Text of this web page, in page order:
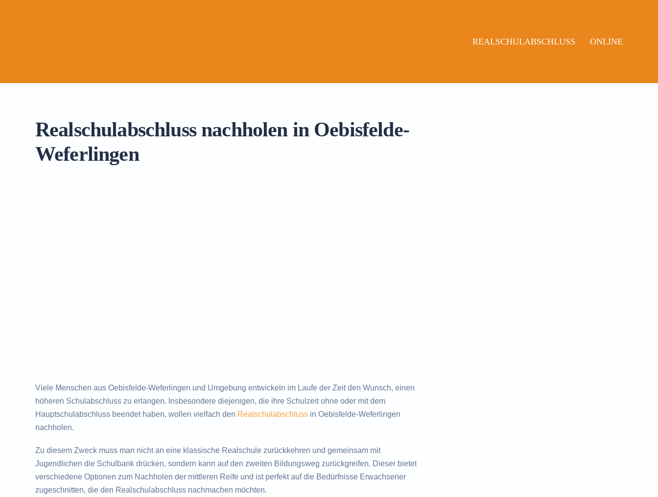
REALSCHULABSCHLUSS ONLINE
Realschulabschluss nachholen in Oebisfelde-
Weferlingen
Viele Menschen aus Oebisfelde-Weferlingen und Umgebung entwickeln im Laufe der Zeit den Wunsch, einen
höheren Schulabschluss zu erlangen. Insbesondere diejenigen, die ihre Schulzeit ohne oder mit dem
Hauptschulabschluss beendet haben, wollen vielfach den Realschulabschluss in Oebisfelde-Weferlingen
nachholen.
Zu diesem Zweck muss man nicht an eine klassische Realschule zurückkehren und gemeinsam mit
Jugendlichen die Schulbank drücken, sondern kann auf den zweiten Bildungsweg zurückgreifen. Dieser bietet
verschiedene Optionen zum Nachholen der mittleren Reife und ist perfekt auf die Bedürfnisse Erwachsener
zugeschnitten, die den Realschulabschluss nachmachen möchten.